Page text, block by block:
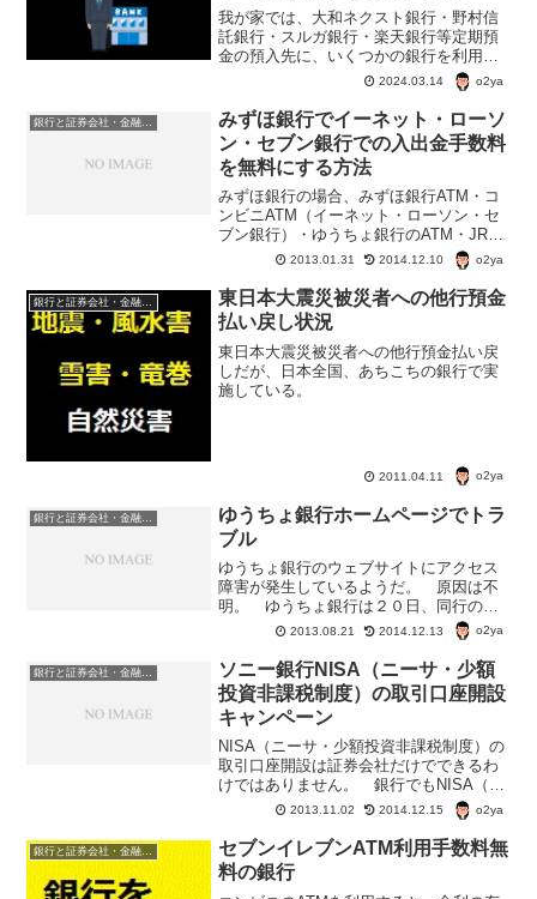
我が家では、大和ネクスト銀行・野村信
託銀行・スルガ銀行・楽天銀行等定期預
金の預入先に、いくつかの銀行を利用し
ている。で、大和ネクスト銀行・野村信
託銀行・スルガ銀行・楽天銀行の定期預
金金利が今どのくらいか？
2024.03.14 o2ya
銀行と証券会社・金融商品
みずほ銀行でイーネット・ローソ
ン・セブン銀行での入出金手数料
を無料にする方法
みずほ銀行の場合、みずほ銀行ATM・コ
ンビニATM（イーネット・ローソン・セ
ブン銀行）・ゆうちょ銀行のATM・JR東
日本ATM「VIEW ALTTE」(ビューアルッ
テ)・イオン銀行ATM・ステーション
ATM「Patsat」・スルガ銀行ATM...
2013.01.31 2014.12.10 o2ya
東日本大震災被災者への他行預金
払い戻し状況
東日本大震災被災者への他行預金払い戻
しだが、日本全国、あちこちの銀行で実
施している。
2011.04.11 o2ya
ゆうちょ銀行ホームページでトラ
ブル
ゆうちょ銀行のウェブサイトにアクセス
障害が発生しているようだ。 原因は不
明。 ゆうちょ銀行は２０日、同行のウ
ェブサイトが午前１１時ごろから表示さ
れないトラブルが発生していると発表し
た。? ゆうちょ銀行のアクセス障害の内
容1、ウェブサイトが表...
2013.08.21 2014.12.13 o2ya
銀行と証券会社・金融商品
ソニー銀行NISA（ニーサ・少額
投資非課税制度）の取引口座開設
キャンペーン
NISA（ニーサ・少額投資非課税制度）の
取引口座開設は証券会社だけでできるわ
けではありません。 銀行でもNISA（ニ
ーサ・少額投資非課税制度）の取引口座
開設はできる場合が多い。 ただし、銀
行の場合、証券会社と比べて、NISA（ニ
ーサ・少額投...
2013.11.02 2014.12.15 o2ya
銀行と証券会社・金融商品
セブンイレブンATM利用手数料無
料の銀行